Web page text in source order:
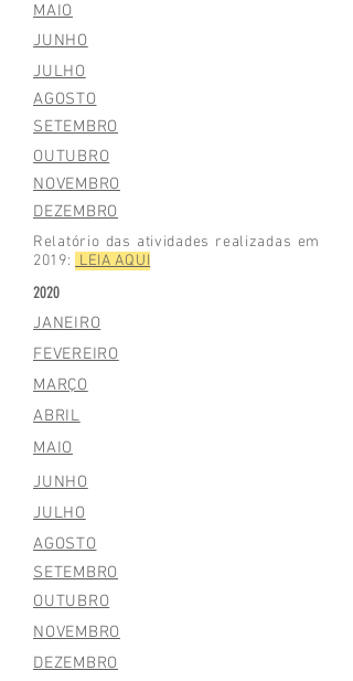
MAIO
JUNHO
JULHO
AGOSTO
SETEMBRO
OUTUBRO
NOVEMBRO
DEZEMBRO
Relatório das atividades realizadas em
2019: LEIA AQUI
2020
JANEIRO
FEVEREIRO
MARÇO
ABRIL
MAIO
JUNHO
JULHO
AGOSTO
SETEMBRO
OUTUBRO
NOVEMBRO
DEZEMBRO